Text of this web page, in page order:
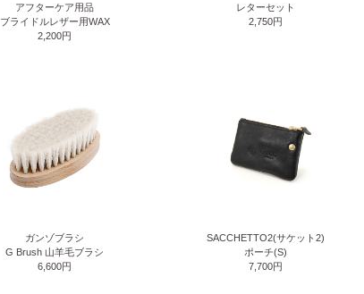
アフターケア用品
ブライドルレザー用WAX
2,200円
レターセット
2,750円
ガンゾブラシ
G Brush 山羊毛ブラシ
6,600円
SACCHETTO2(サケット2)
ポーチ(S)
7,700円